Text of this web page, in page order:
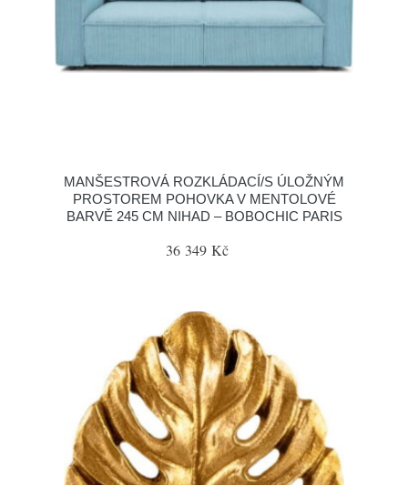
MANŠESTROVÁ ROZKLÁDACÍ/S ÚLOŽNÝM
PROSTOREM POHOVKA V MENTOLOVÉ
BARVĚ 245 CM NIHAD – BOBOCHIC PARIS
36 349 Kč